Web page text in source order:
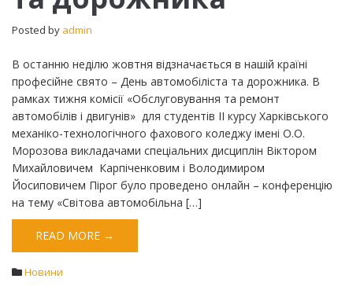
Posted by admin
В останню неділю жовтня відзначається в нашій країні
професійне свято – День автомобіліста та дорожника. В
рамках тижня комісії «Обслуговування та ремонт
автомобілів і двигунів» для студентів II курсу Харківського
механіко-технологічного фахового коледжу імені О.О.
Морозова викладачами спеціальних дисциплін Віктором
Михайловичем Карпіченковим і Володимиром
Йосиповичем Пірог було проведено онлайн – конференцію
на тему «Світова автомобільна […]
READ MORE →
Новини